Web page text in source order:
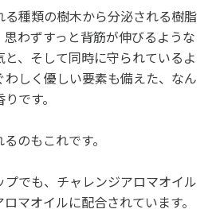
種類の樹木から分泌される樹脂
わずすっと背筋が伸びるような
、そして同時に守られているよ
わしく優しい要素も備えた、なん
です。
のもこれです。
でも、チャレンジアロマオイル
マオイルに配合されています。